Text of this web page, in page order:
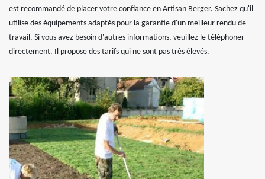
est recommandé de placer votre confiance en Artisan Berger. Sachez qu'il
utilise des équipements adaptés pour la garantie d'un meilleur rendu de
travail. Si vous avez besoin d'autres informations, veuillez le téléphoner
directement. Il propose des tarifs qui ne sont pas très élevés.